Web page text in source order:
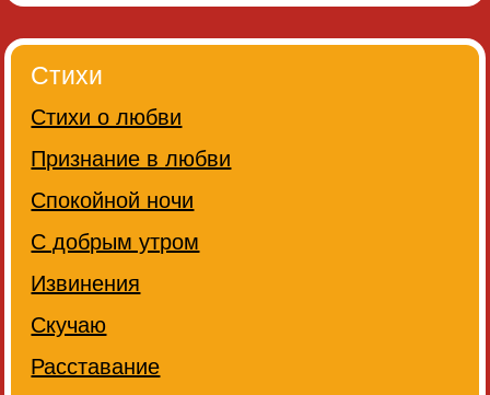
Стихи
Стихи о любви
Признание в любви
Спокойной ночи
С добрым утром
Извинения
Скучаю
Расставание